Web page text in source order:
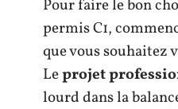
Pour faire le bon
permis C1,
que vous souhaitez
Leprojet
lourd dans la